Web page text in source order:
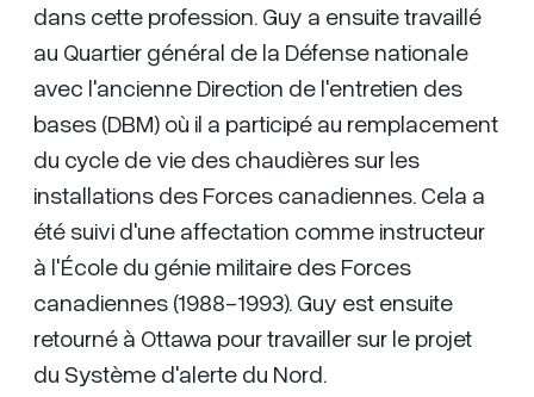
dans cette profession. Guy a ensuite travaillé
au Quartier général de la Défense nationale
avec l'ancienne Direction de l'entretien des
bases (DBM) où il a participé au remplacement
du cycle de vie des chaudières sur les
installations des Forces canadiennes. Cela a
été suivi d'une affectation comme instructeur
à l'École du génie militaire des Forces
canadiennes (1988-1993). Guy est ensuite
retourné à Ottawa pour travailler sur le projet
du Système d'alerte du Nord.